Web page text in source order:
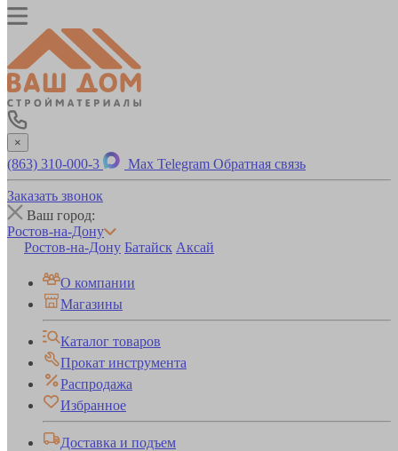
×
(863) 310-000-3 Max Telegram Обратная связь
Заказать звонок
Ваш город:
Ростов-на-Дону
Ростов-на-Дону Батайск Аксай
О компании
Магазины
Каталог товаров
Прокат инструмента
Распродажа
Избранное
Доставка и подъем